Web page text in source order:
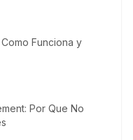
Funciona y
Por Que No